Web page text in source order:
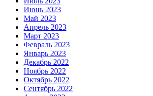
Июнь 2023
Май 2023
Апрель 2023
Март 2023
Февраль 2023
Январь 2023
Декабрь 2022
Ноябрь 2022
Октябрь 2022
Сентябрь 2022